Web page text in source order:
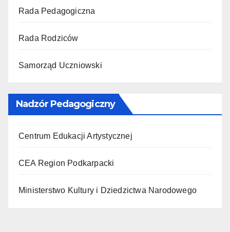
Rada Pedagogiczna
Rada Rodziców
Samorząd Uczniowski
Nadzór Pedagogiczny
Centrum Edukacji Artystycznej
CEA Region Podkarpacki
Ministerstwo Kultury i Dziedzictwa Narodowego